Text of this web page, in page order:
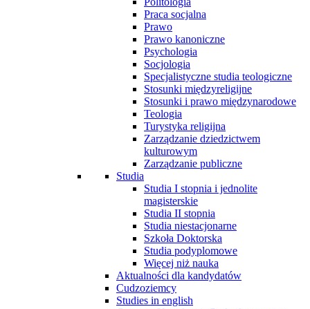
Praca socjalna
Prawo
Prawo kanoniczne
Psychologia
Socjologia
Specjalistyczne studia teologiczne
Stosunki międzyreligijne
Stosunki i prawo międzynarodowe
Teologia
Turystyka religijna
Zarządzanie dziedzictwem
kulturowym
Zarządzanie publiczne
Studia
Studia I stopnia i jednolite
magisterskie
Studia II stopnia
Studia niestacjonarne
Szkoła Doktorska
Studia podyplomowe
Więcej niż nauka
Aktualności dla kandydatów
Cudzoziemcy
Studies in english